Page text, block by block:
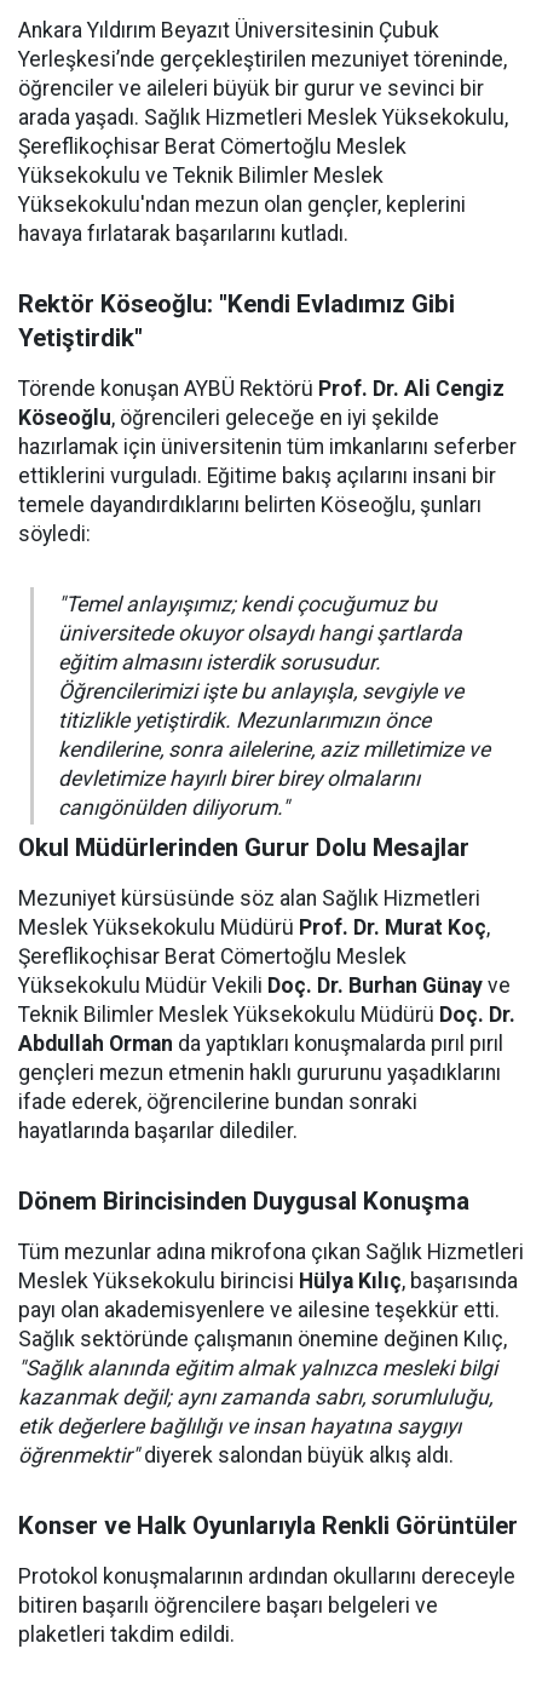
Ankara Yıldırım Beyazıt Üniversitesinin Çubuk
Yerleşkesi’nde gerçekleştirilen mezuniyet töreninde,
öğrenciler ve aileleri büyük bir gurur ve sevinci bir
arada yaşadı. Sağlık Hizmetleri Meslek Yüksekokulu,
Şereflikoçhisar Berat Cömertoğlu Meslek
Yüksekokulu ve Teknik Bilimler Meslek
Yüksekokulu'ndan mezun olan gençler, keplerini
havaya fırlatarak başarılarını kutladı.
Rektör Köseoğlu: "Kendi Evladımız Gibi
Yetiştirdik"
Törende konuşan AYBÜ Rektörü Prof. Dr. Ali Cengiz
Köseoğlu, öğrencileri geleceğe en iyi şekilde
hazırlamak için üniversitenin tüm imkanlarını seferber
ettiklerini vurguladı. Eğitime bakış açılarını insani bir
temele dayandırdıklarını belirten Köseoğlu, şunları
söyledi:
"Temel anlayışımız; kendi çocuğumuz bu
üniversitede okuyor olsaydı hangi şartlarda
eğitim almasını isterdik sorusudur.
Öğrencilerimizi işte bu anlayışla, sevgiyle ve
titizlikle yetiştirdik. Mezunlarımızın önce
kendilerine, sonra ailelerine, aziz milletimize ve
devletimize hayırlı birer birey olmalarını
canıgönülden diliyorum."
Okul Müdürlerinden Gurur Dolu Mesajlar
Mezuniyet kürsüsünde söz alan Sağlık Hizmetleri
Meslek Yüksekokulu Müdürü Prof. Dr. Murat Koç,
Şereflikoçhisar Berat Cömertoğlu Meslek
Yüksekokulu Müdür Vekili Doç. Dr. Burhan Günay ve
Teknik Bilimler Meslek Yüksekokulu Müdürü Doç. Dr.
Abdullah Orman da yaptıkları konuşmalarda pırıl pırıl
gençleri mezun etmenin haklı gururunu yaşadıklarını
ifade ederek, öğrencilerine bundan sonraki
hayatlarında başarılar dilediler.
Dönem Birincisinden Duygusal Konuşma
Tüm mezunlar adına mikrofona çıkan Sağlık Hizmetleri
Meslek Yüksekokulu birincisi Hülya Kılıç, başarısında
payı olan akademisyenlere ve ailesine teşekkür etti.
Sağlık sektöründe çalışmanın önemine değinen Kılıç,
"Sağlık alanında eğitim almak yalnızca mesleki bilgi
kazanmak değil; aynı zamanda sabrı, sorumluluğu,
etik değerlere bağlılığı ve insan hayatına saygıyı
öğrenmektir"diyerek salondan büyük alkış aldı.
Konser ve Halk Oyunlarıyla Renkli Görüntüler
Protokol konuşmalarının ardından okullarını dereceyle
bitiren başarılı öğrencilere başarı belgeleri ve
plaketleri takdim edildi.